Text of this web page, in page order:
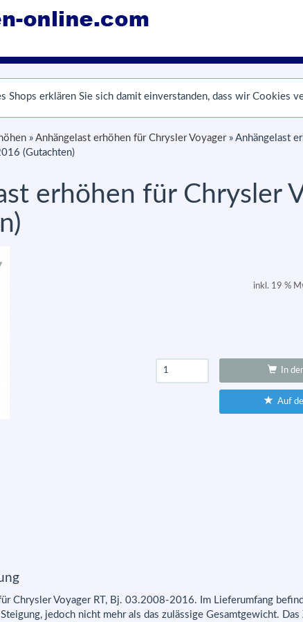
Shops erklären Sie sich damit einverstanden, dass wir Cookies
» Anhängelast erhöhen für Chrysler Voyager» Anhängelast
(Gutachten)
erhöhen für Chrysler
inkl. 19 %
In
Auf
Chrysler Voyager RT, Bj. 03.2008-2016. Im Lieferumfang
jedoch nicht mehr als das zulässige Gesamtgewicht.